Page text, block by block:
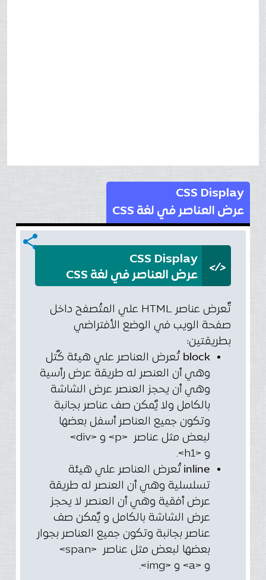
CSS Display
عرض العناصر في لغة CSS
share
</>
CSS Display
عرض العناصر في لغة CSS
تٌعرض عناصر HTML علي المتُصفح داخل
صفحة الويب في الوضع الأفتراضي
بطريقتين:
block تُعرض العناصر علي هيئة كٌتل
وهي أن العنصر له طريقة عرض رأسية
وهي أن يحجز العنصر عرض الشاشة
بالكامل ولا يٌمكن صف عناصر بجانبة
وتكون جميع العناصر أسفل بعضها
لبعض مثل عناصر <p> و <div>
و <h1>.
inline تُعرض العناصر علي هيئة
تسلسلية وهي أن العنصر له طريقة
عرض أفقية وهي أن العنصر لا يحجز
عرض الشاشة بالكامل و يٌمكن صف
عناصر بجانبة وتكون جميع العناصر بجوار
بعضها لبعض مثل عناصر <span>
و <a> و <img>.